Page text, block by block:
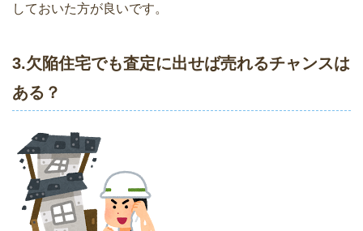
しておいた方が良いです。
3.欠陥住宅でも査定に出せば売れるチャンスは
ある？